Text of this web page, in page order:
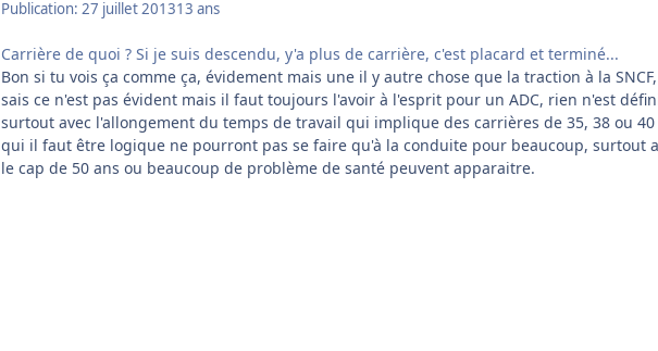
Publication: 27 juillet 201313 ans
Carrière de quoi ? Si je suis descendu, y'a plus de carrière, c'est placard et terminé...
Bon si tu vois ça comme ça, évidement mais une il y autre chose que la traction à la
sais ce n'est pas évident mais il faut toujours l'avoir à l'esprit pour un ADC, rien n'est
surtout avec l'allongement du temps de travail qui implique des carrières de 35, 38 ou 40
qui il faut être logique ne pourront pas se faire qu'à la conduite pour beaucoup, surtout
le cap de 50 ans ou beaucoup de problème de santé peuvent apparaitre.